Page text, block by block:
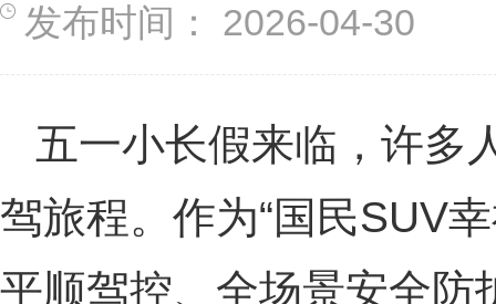
发布时间： 2026-04-30
五一小长假来临，许多
驾旅程。作为“国民SUV
平顺驾控、全场景安全防